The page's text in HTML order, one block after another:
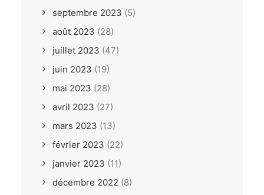
septembre 2023 (5)
août 2023 (28)
juillet 2023 (47)
juin 2023 (19)
mai 2023 (28)
avril 2023 (27)
mars 2023 (13)
février 2023 (22)
janvier 2023 (11)
décembre 2022 (8)